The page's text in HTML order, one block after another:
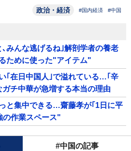
政治・経済 #国内経済 #中国
みんな逃げるね｣解剖学者の養老
ために使った"アイテム"
｢在日中国人｣で溢れている…｢辛
チ中華が急増する本当の理由
と集中できる…齋藤孝が｢1日に平
の作業スペース"
#中国の記事